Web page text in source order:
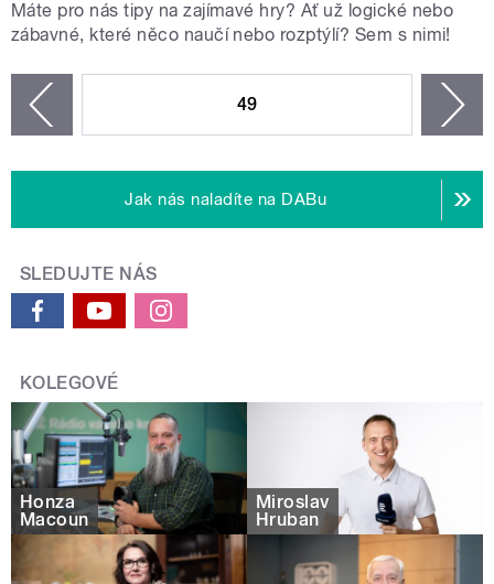
Máte pro nás tipy na zajímavé hry? Ať už logické nebo
zábavné, které něco naučí nebo rozptýlí? Sem s nimi!
49
Jak nás naladíte na DABu
SLEDUJTE NÁS
KOLEGOVÉ
Honza
Macoun
Miroslav
Hruban